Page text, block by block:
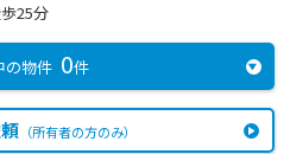
25分
の物件 0件
（所有者の方のみ）